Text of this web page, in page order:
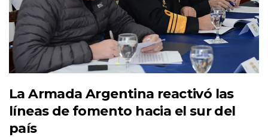
La Armada Argentina reactivó las
líneas de fomento hacia el sur del
país